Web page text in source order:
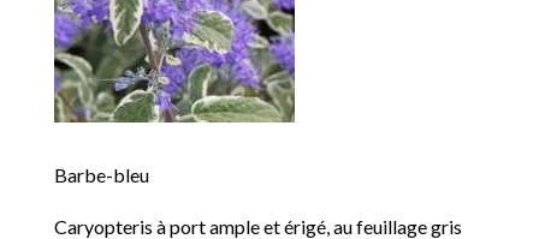
Barbe-bleu
Caryopteris à port ample et érigé, au feuillage gris